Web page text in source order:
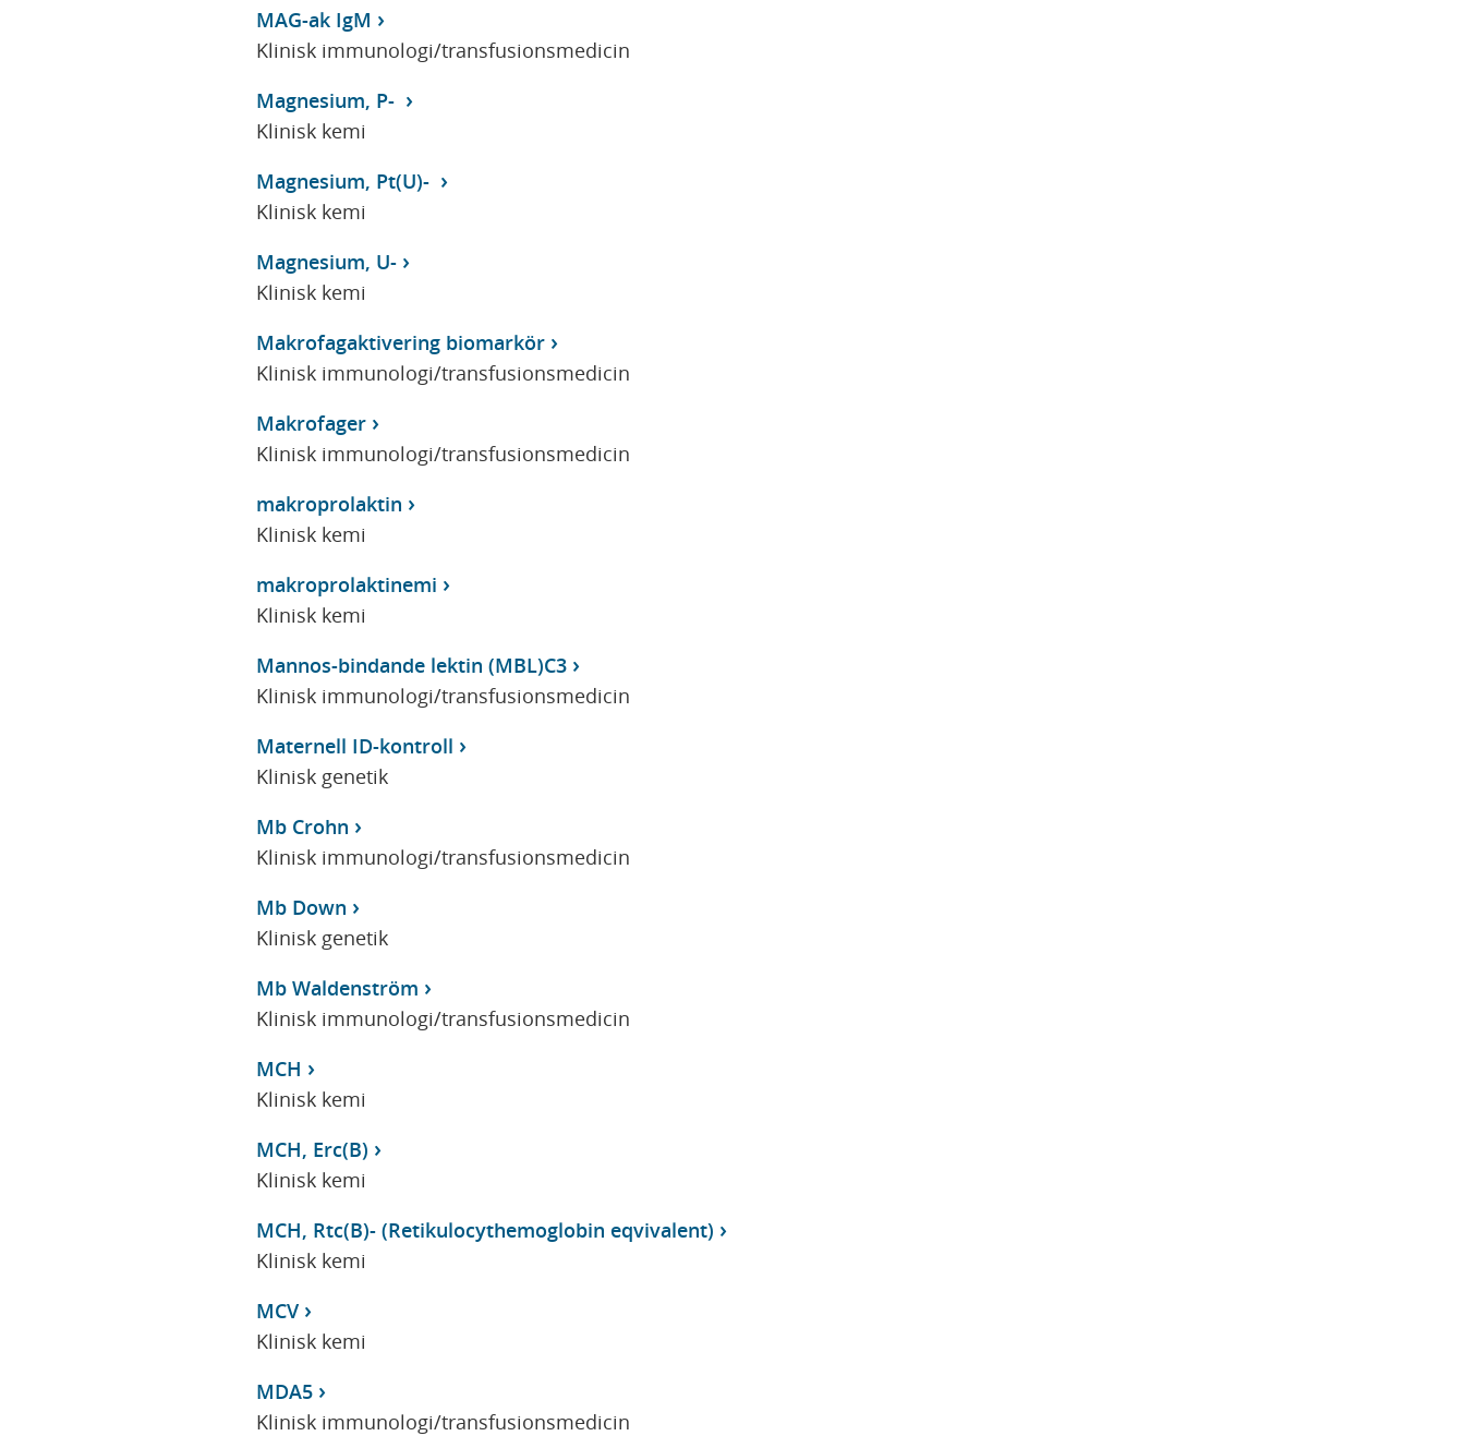
MAG-ak IgM
Klinisk immunologi/transfusionsmedicin
Magnesium, P-
Klinisk kemi
Magnesium, Pt(U)-
Klinisk kemi
Magnesium, U-
Klinisk kemi
Makrofagaktivering biomarkör
Klinisk immunologi/transfusionsmedicin
Makrofager
Klinisk immunologi/transfusionsmedicin
makroprolaktin
Klinisk kemi
makroprolaktinemi
Klinisk kemi
Mannos-bindande lektin (MBL)C3
Klinisk immunologi/transfusionsmedicin
Maternell ID-kontroll
Klinisk genetik
Mb Crohn
Klinisk immunologi/transfusionsmedicin
Mb Down
Klinisk genetik
Mb Waldenström
Klinisk immunologi/transfusionsmedicin
MCH
Klinisk kemi
MCH, Erc(B)
Klinisk kemi
MCH, Rtc(B)- (Retikulocythemoglobin eqvivalent)
Klinisk kemi
MCV
Klinisk kemi
MDA5
Klinisk immunologi/transfusionsmedicin